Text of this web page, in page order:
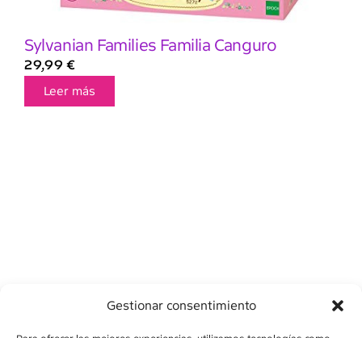
Gestionar consentimiento
Sylvanian Families Familia Canguro
29,99 €
Leer más